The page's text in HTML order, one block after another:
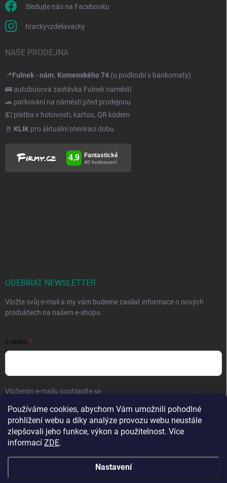
Používáme cookies, abychom Vám umožnili pohodlné
prohlížení webu a díky analýze provozu webu neustále
zlepšovali jeho funkce, výkon a použitelnost. Více
informací ZDE.
Nastavení
Sledujte nás na Facebooku
hrackyvzdelavacky
NAŠE PRODEJNA
📍Fulnek - nám. Komenského 74 (u podloubí s bankomaty)
🚌 autobusová zastávka Fulnek náměstí
🚗 parkování na náměstí před prodejnou
💵 platba v hotovosti, kartou, QR kódem
🚪 KLIK pro aktuální otevírací dobu
ODEBÍRAT NEWSLETTER
Vložte svůj e-mail a my vám budeme zasílat informace o nových
produktech na našem e-shopu.
E-MAIL
Vložením e-mailu souhlasíte se .
Přihlásit se